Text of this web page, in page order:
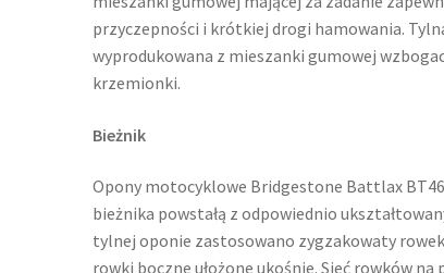
przyczepności i krótkiej drogi hamowania.
wyprodukowana z mieszanki gumowej
krzemionki.
Bieżnik
Opony motocyklowe Bridgestone Battlax
bieżnika powstałą z odpowiednio
tylnej oponie zastosowano zygzakowaty
rowki boczne ułożone ukośnie. Sieć rowków